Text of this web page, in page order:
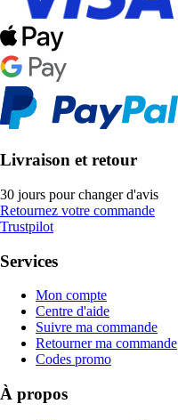
Livraison et retour
30 jours pour changer d'avis
Retournez votre commande
Trustpilot
Services
Mon compte
Centre d'aide
Suivre ma commande
Retourner ma commande
Codes promo
À propos